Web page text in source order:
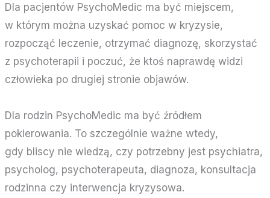
Dla pacjentów PsychoMedic ma być miejscem,
w którym można uzyskać pomoc w kryzysie,
rozpocząć leczenie, otrzymać diagnozę, skorzystać
z psychoterapii i poczuć, że ktoś naprawdę widzi
człowieka po drugiej stronie objawów.
Dla rodzin PsychoMedic ma być źródłem
pokierowania. To szczególnie ważne wtedy,
gdy bliscy nie wiedzą, czy potrzebny jest psychiatra,
psycholog, psychoterapeuta, diagnoza, konsultacja
rodzinna czy interwencja kryzysowa.